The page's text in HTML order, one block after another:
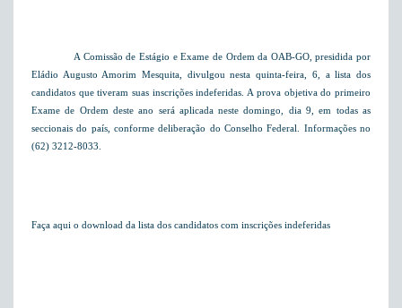
A Comissão de Estágio e Exame de Ordem da OAB-GO, presidida por
Eládio Augusto Amorim Mesquita, divulgou nesta quinta-feira, 6, a lista dos
candidatos que tiveram suas inscrições indeferidas. A prova objetiva do primeiro
Exame de Ordem deste ano será aplicada neste domingo, dia 9, em todas as
seccionais do país, conforme deliberação do Conselho Federal. Informações no
(62) 3212-8033.
Faça aqui o download da lista dos candidatos com inscrições indeferidas